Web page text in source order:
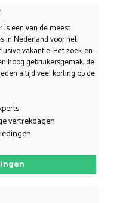
is een van de meest
in Nederland voor het
vakantie. Het zoek-en-
hoog gebruikersgemak, de
altijd veel korting op de
vertrekdagen